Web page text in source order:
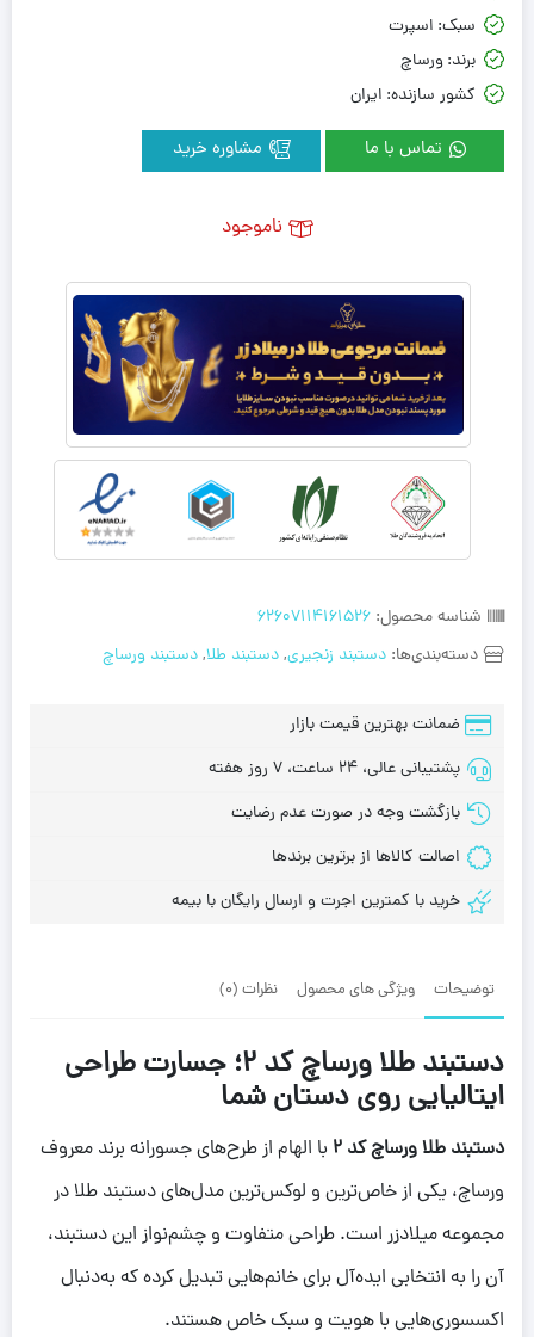
شناسه محصول: 62607114161526
دسته‌بندی‌ها: دستبند زنجیری,دستبند طلا,دستبند ورساچ
سبک: اسپرت
برند:ورساچ
کشور سازنده: ایران
تماس با ما
ضمانت بهترین قیمت بازار
پشتیبانی عالی، 24 ساعت، 7 روز هفته
بازگشت وجه در صورت عدم رضایت
اصالت کالاها از برترین برندها
خرید با کمترین اجرت و ارسال رایگان با بیمه
ناموجود
توضیحات ویژگی های محصول نظرات (0)
دستبند طلا ورساچ کد 2؛ جسارت طراحی
ایتالیایی روی دستان شما
دستبند طلا ورساچ کد 2
با الهام از طرح‌های جسورانه برند معروف
ورساچ، یکی از خاص‌ترین و لوکس‌ترین مدل‌های دستبند طلا در
مجموعه میلادزر است. طراحی متفاوت و چشم‌نواز این دستبند،
آن را به انتخابی ایده‌آل برای خانم‌هایی تبدیل کرده که به‌دنبال
اکسسوری‌هایی با هویت و سبک خاص هستند.